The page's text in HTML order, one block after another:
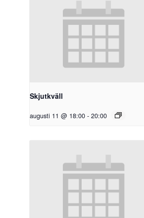
Skjutkväll
augusti 11 @ 18:00 - 20:00